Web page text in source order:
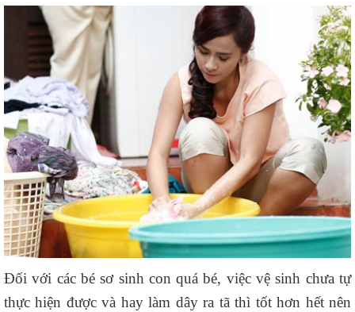
Đối với các bé sơ sinh con quá bé, việc vệ sinh chưa tự
thực hiện được và hay làm dây ra tã thì tốt hơn hết nên